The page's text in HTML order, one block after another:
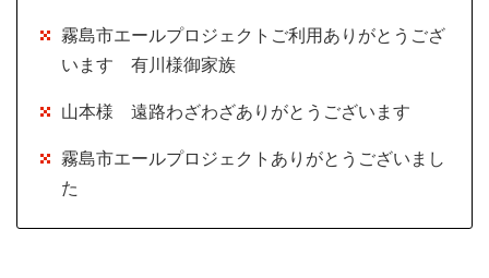
霧島市エールプロジェクトご利用ありがとうござ
います 有川様御家族
山本様 遠路わざわざありがとうございます
霧島市エールプロジェクトありがとうございまし
た